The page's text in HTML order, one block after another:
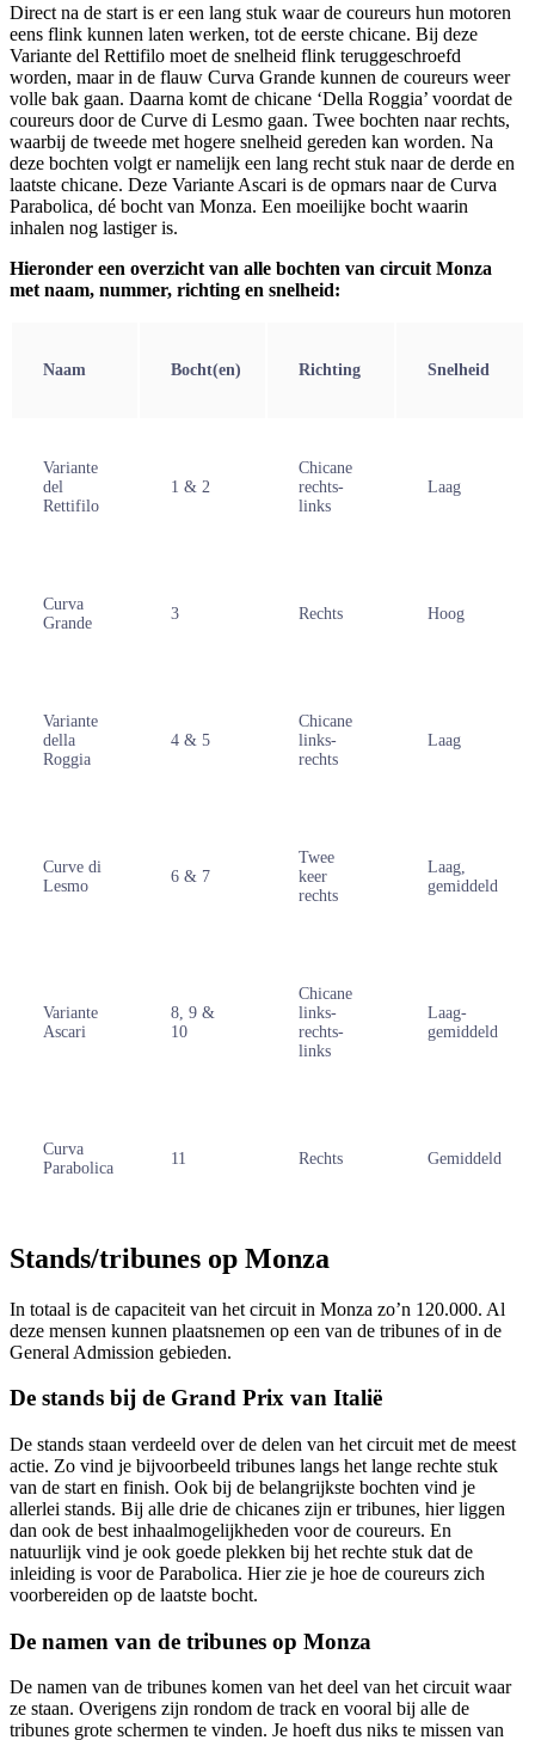
Direct na de start is er een lang stuk waar de coureurs hun motoren
eens flink kunnen laten werken, tot de eerste chicane. Bij deze
Variante del Rettifilo moet de snelheid flink teruggeschroefd
worden, maar in de flauw Curva Grande kunnen de coureurs weer
volle bak gaan. Daarna komt de chicane ‘Della Roggia’ voordat de
coureurs door de Curve di Lesmo gaan. Twee bochten naar rechts,
waarbij de tweede met hogere snelheid gereden kan worden. Na
deze bochten volgt er namelijk een lang recht stuk naar de derde en
laatste chicane. Deze Variante Ascari is de opmars naar de Curva
Parabolica, dé bocht van Monza. Een moeilijke bocht waarin
inhalen nog lastiger is.
Hieronder een overzicht van alle bochten van circuit Monza
met naam, nummer, richting en snelheid:
Naam Bocht(en) Richting Snelheid
Variante
del
Rettifilo
1 & 2
Chicane
rechts-
links
Laag
Curva
Grande
3 Rechts Hoog
Variante
della
Roggia
4 & 5
Chicane
links-
rechts
Laag
Curve di
Lesmo
6 & 7
Twee
keer
rechts
Laag,
gemiddeld
Variante
Ascari
8, 9 &
10
Chicane
links-
rechts-
links
Laag-
gemiddeld
Curva
Parabolica
11 Rechts Gemiddeld
Stands/tribunes op Monza
In totaal is de capaciteit van het circuit in Monza zo’n 120.000. Al
deze mensen kunnen plaatsnemen op een van de tribunes of in de
General Admission gebieden.
De stands bij de Grand Prix van Italië
De stands staan verdeeld over de delen van het circuit met de meest
actie. Zo vind je bijvoorbeeld tribunes langs het lange rechte stuk
van de start en finish. Ook bij de belangrijkste bochten vind je
allerlei stands. Bij alle drie de chicanes zijn er tribunes, hier liggen
dan ook de best inhaalmogelijkheden voor de coureurs. En
natuurlijk vind je ook goede plekken bij het rechte stuk dat de
inleiding is voor de Parabolica. Hier zie je hoe de coureurs zich
voorbereiden op de laatste bocht.
De namen van de tribunes op Monza
De namen van de tribunes komen van het deel van het circuit waar
ze staan. Overigens zijn rondom de track en vooral bij alle de
tribunes grote schermen te vinden. Je hoeft dus niks te missen van